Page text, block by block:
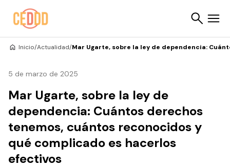
Inicio/Actualidad/Mar Ugarte, sobre la ley de dependencia:
5 de marzo de 2025
Mar Ugarte, sobre la ley de
dependencia: Cuántos derechos
tenemos, cuántos reconocidos y
qué complicado es hacerlos
efectivos